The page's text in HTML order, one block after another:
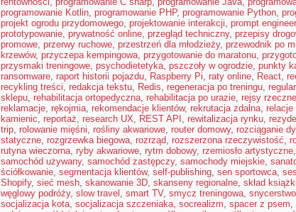
programowanie Kotlin, programowanie PHP, programowanie Python,
projekt ogrodu przydomowego, projektowanie interakcji, prompt
prototypowanie, prywatność online, przegląd techniczny, przepisy
promowe, przerwy ruchowe, przestrzeń dla młodzieży, przewodnik po
krzewów, przyczepa kempingowa, przygotowanie do maratonu,
przysmaki treningowe, psychodietetyka, pszczoły w ogrodzie, punkty
ransomware, raport historii pojazdu, Raspberry Pi, raty online, React,
recykling treści, redakcja tekstu, Redis, regeneracja po treningu,
sklepu, rehabilitacja ortopedyczna, rehabilitacja po urazie, rejsy rzeczne
reklamacje, rękojmia, rekomendacje klientów, rekrutacja zdalna, relacje
kamienic, reportaż, research UX, REST API , rewitalizacja rynku,
trip, rolowanie mięśni, rośliny akwariowe, router domowy, rozciąganie
statyczne, rozgrzewka biegowa, rozrząd, rozszerzona rzeczywistość,
rutyna wieczorna, ryby akwariowe, rytm dobowy, rzemiosło artystyczne,
samochód używany, samochód zastępczy, samochody miejskie,
ściółkowanie, segmentacja klientów, self-publishing, sen sportowca,
Shopify, sieć mesh, skanowanie 3D, skanseny regionalne, skład książki
węglowy podróży, slow travel , smart TV, smycz treningowa, snycerstwo
socjalizacja kota, socjalizacja szczeniaka, socrealizm, spacer z psem,